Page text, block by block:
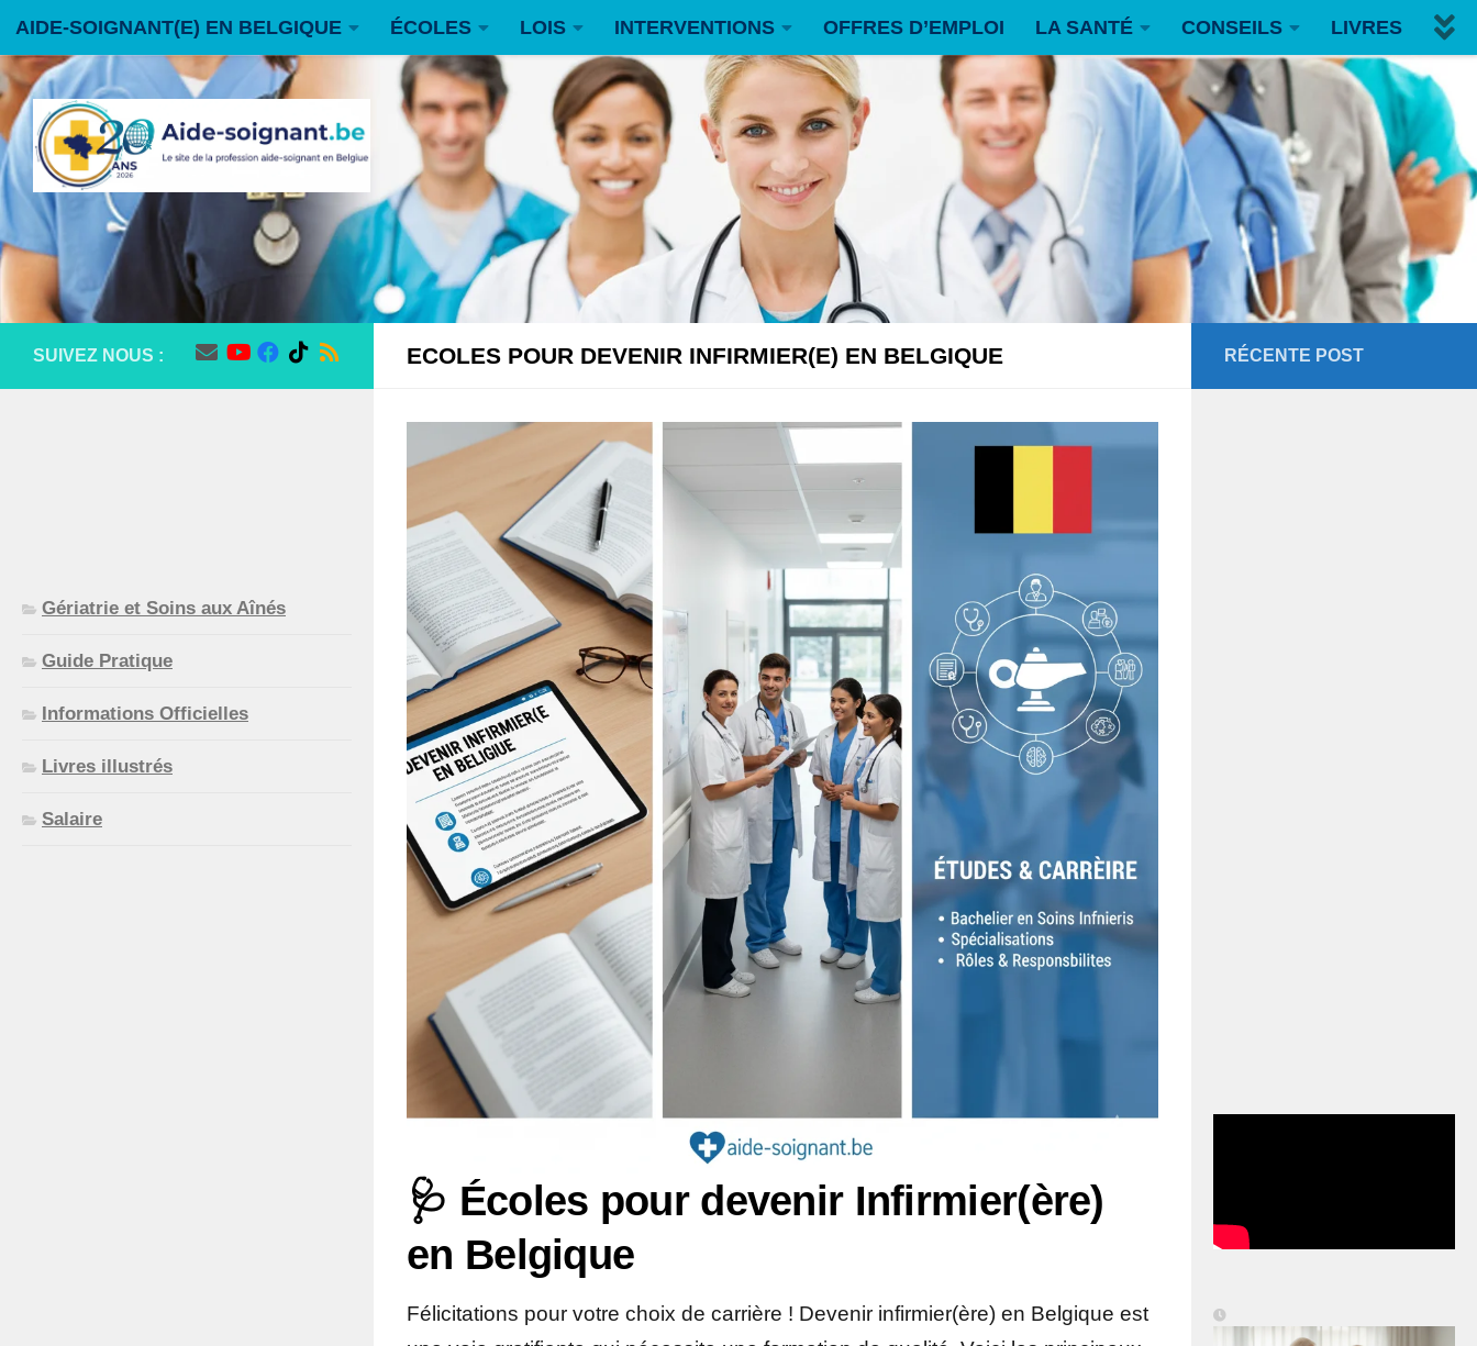
Skip to content
AIDE-SOIGNANT(E) EN BELGIQUE ÉCOLES LOIS INTERVENTIONS OFFRES D’EMPLOI LA SANTÉ CONSEILS LIVRES
FORUM CONTACT
ECOLES POUR DEVENIR INFIRMIER(E) EN BELGIQUE
🩺 Écoles pour devenir Infirmier(ère)
en Belgique
Félicitations pour votre choix de carrière ! Devenir infirmier(ère) en Belgique est
SUIVEZ NOUS :
Gériatrie et Soins aux Aînés
Guide Pratique
Informations Officielles
Livres illustrés
Salaire
RÉCENTE POST